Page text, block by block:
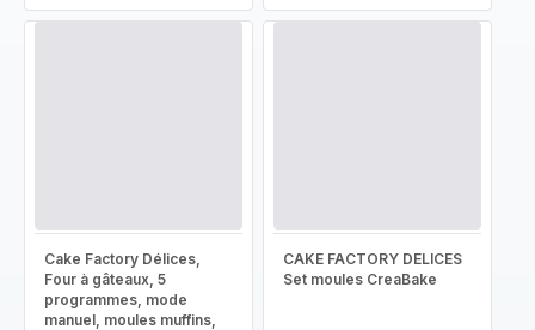
Cake Factory Délices,
Four à gâteaux, 5
programmes, mode
manuel, moules muffins,
CAKE FACTORY DELICES
Set moules CreaBake